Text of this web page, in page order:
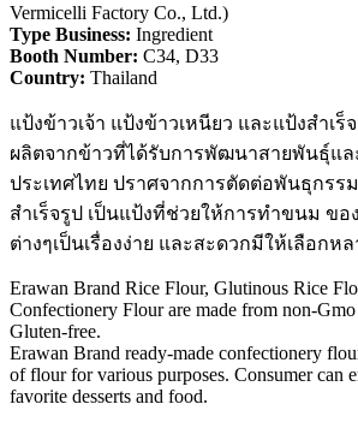
Vermicelli Factory Co., Ltd.)
Type Business: Ingredient
Booth Number: C34, D33
Country: Thailand
แป้งข้าวเจ้า แป้งข้าวเหนียว และแป้งสำเร็
ผลิตจากข้าวที่ได้รับการพัฒนาสายพันธุ์แล
ประเทศไทย ปราศจากการตัดต่อพันธุกรร
สำเร็จรูป เป็นแป้งที่ช่วยให้การทำขนม ข
ต่างๆเป็นเรื่องง่าย และสะดวกมีให้เลือกห
Erawan Brand Rice Flour, Glutinous Rice
Confectionery Flour are made from non-
Gluten-free.
Erawan Brand ready-made confectionery
of flour for various purposes. Consumer can
favorite desserts and food.